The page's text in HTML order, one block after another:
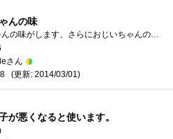
んの味
おじいちゃんの味がします、さらにおじいちゃんの匂いがします。良薬口に苦しと言いますが、苦いだけの方がまだマシです。ごっつマズイです�...
さん
(更新: 2014/03/01)
が悪くなると使います。